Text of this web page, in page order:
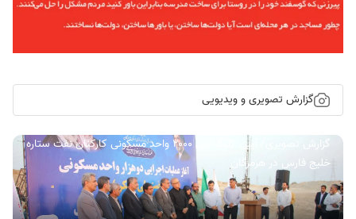
گزارش تصویری و ویدیویی
گزارش تصویری/ آیین کلنگ زنی ۲۰۰۰ واحد مسکونی کارکنان نفت ستاره
خلیج فارس در هرمزگان